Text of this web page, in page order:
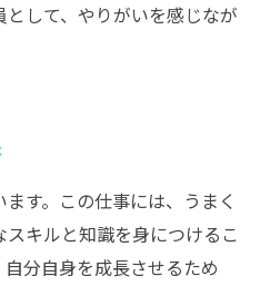
して、やりがいを感じなが
す。この仕事には、うまく
キルと知識を身につけるこ
分自身を成長させるため